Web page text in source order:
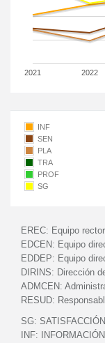
2021 2022
INF
SEN
PLA
TRA
PROF
SG
EREC: Equipo
EDCEN: Equipo
EDDEP: Equipo
DIRINS: Dirección
ADMCEN:
RESUD:
SG:
INF: